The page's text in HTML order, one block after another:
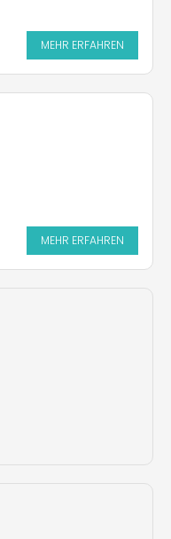
MEHR ERFAHREN
MEHR ERFAHREN